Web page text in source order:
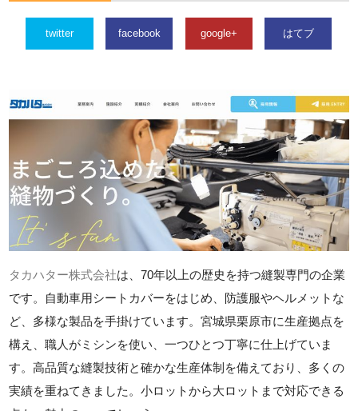
twitter facebook google+ はてブ
タカハター株式会社は、70年以上の歴史を持つ縫製専門の企業
です。自動車用シートカバーをはじめ、防護服やヘルメットな
ど、多様な製品を手掛けています。宮城県栗原市に生産拠点を
構え、職人がミシンを使い、一つひとつ丁寧に仕上げていま
す。高品質な縫製技術と確かな生産体制を備えており、多くの
実績を重ねてきました。小ロットから大ロットまで対応できる